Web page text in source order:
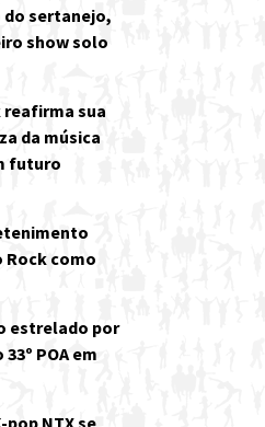
do sertanejo,
show solo
sua
da música
futuro
como
estrelado por
POA em
pop NTX se